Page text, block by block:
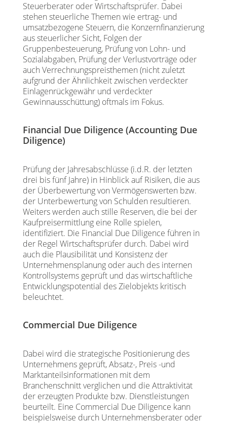
Steuerberater oder Wirtschaftsprüfer. Dabei
stehen steuerliche Themen wie ertrag- und
umsatzbezogene Steuern, die Konzernfinanzierung
aus steuerlicher Sicht, Folgen der
Gruppenbesteuerung, Prüfung von Lohn- und
Sozialabgaben, Prüfung der Verlustvorträge oder
auch Verrechnungspreisthemen (nicht zuletzt
aufgrund der Ähnlichkeit zwischen verdeckter
Einlagenrückgewähr und verdeckter
Gewinnausschüttung) oftmals im Fokus.
Financial Due Diligence (Accounting Due
Diligence)
Prüfung der Jahresabschlüsse (i.d.R. der letzten
drei bis fünf Jahre) in Hinblick auf Risiken, die aus
der Überbewertung von Vermögenswerten bzw.
der Unterbewertung von Schulden resultieren.
Weiters werden auch stille Reserven, die bei der
Kaufpreisermittlung eine Rolle spielen,
identifiziert. Die Financial Due Diligence führen in
der Regel Wirtschaftsprüfer durch. Dabei wird
auch die Plausibilität und Konsistenz der
Unternehmensplanung oder auch des internen
Kontrollsystems geprüft und das wirtschaftliche
Entwicklungspotential des Zielobjekts kritisch
beleuchtet.
Commercial Due Diligence
Dabei wird die strategische Positionierung des
Unternehmens geprüft, Absatz-, Preis -und
Marktanteilsinformationen mit dem
Branchenschnitt verglichen und die Attraktivität
der erzeugten Produkte bzw. Dienstleistungen
beurteilt. Eine Commercial Due Diligence kann
beispielsweise durch Unternehmensberater oder